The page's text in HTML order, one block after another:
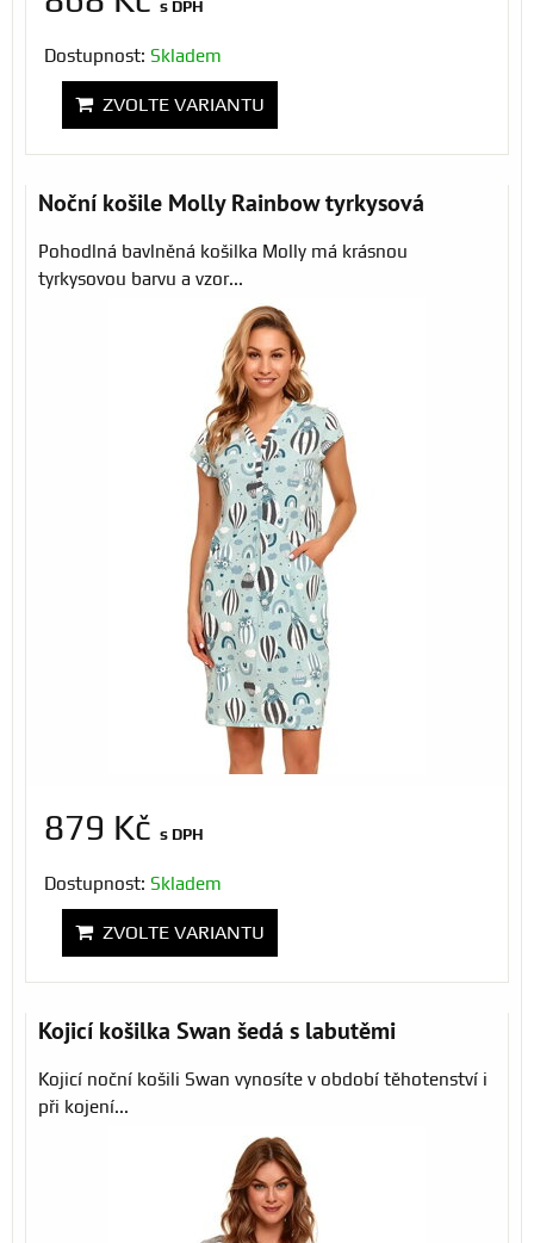
s DPH
Dostupnost: Skladem
ZVOLTE VARIANTU
Noční košile Molly Rainbow tyrkysová
Pohodlná bavlněná košilka Molly má krásnou
tyrkysovou barvu a vzor...
879 Kč s DPH
Dostupnost: Skladem
ZVOLTE VARIANTU
Kojicí košilka Swan šedá s labutěmi
Kojicí noční košili Swan vynosíte v období těhotenství i
při kojení...